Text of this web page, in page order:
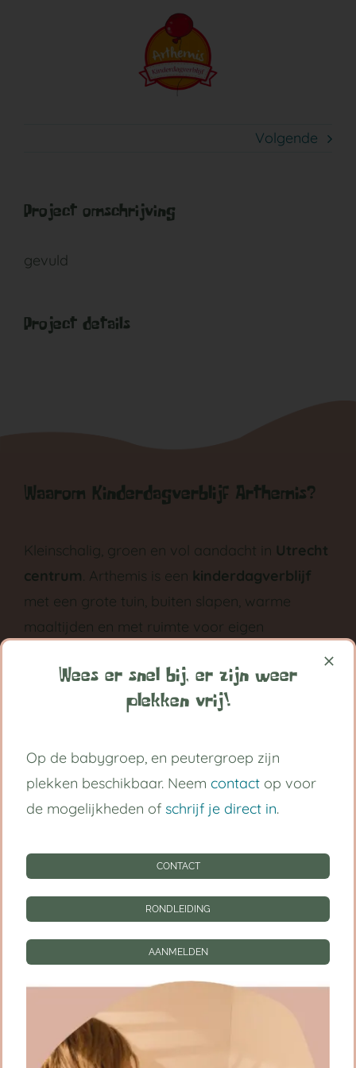
Volgende
Project omschrijving
gevuld
Project details
Waarom Kinderdagverblijf Arthemis?
Kleinschalig, groen en vol aandacht in Utrecht
centrum. Arthemis is een kinderdagverblijf
met een grote tuin, buiten slapen, warme
maaltijden en met ruimte voor eigen
grootst in vertrouwen.
Handige links
Peutergroep
Tarieven
CONTACT
RONDLEIDING
Wees er snel bij, er zijn weer
plekken vrij!
Op de babygroep, en peutergroep zijn
plekken beschikbaar. Neem contact op voor
de mogelijkheden of schrijf je direct in.
CONTACT
RONDLEIDING
AANMELDEN